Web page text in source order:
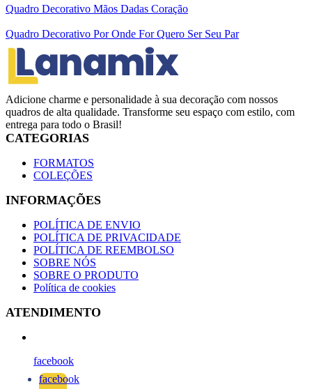
Quadro Decorativo Mãos Dadas Coração
Quadro Decorativo Por Onde For Quero Ser Seu Par
Adicione charme e personalidade à sua decoração com nossos
quadros de alta qualidade. Transforme seu espaço com estilo, com
entrega para todo o Brasil!
CATEGORIAS
FORMATOS
COLEÇÕES
INFORMAÇÕES
POLÍTICA DE ENVIO
POLÍTICA DE PRIVACIDADE
POLÍTICA DE REEMBOLSO
SOBRE NÓS
SOBRE O PRODUTO
Política de cookies
ATENDIMENTO
facebook
facebook